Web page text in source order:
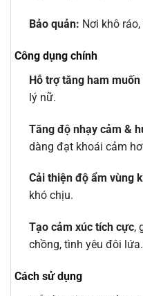
Bảo quản: Nơi khô
Công dụng chính
Hỗ trợ tăng ham
lý nữ.
Tăng độ nhạy cảm &
dàng đạt khoái cảm
Cải thiện độ ẩm vùng
khó chịu.
Tạo cảm xúc tích cực,
chồng, tình yêu đôi lứa.
Cách sử dụng